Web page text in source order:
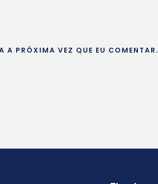
A PRÓXIMA VEZ QUE EU COMENTAR.